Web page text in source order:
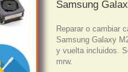
Samsung
Reparar o cambiar
Samsung Galaxy
y vuelta incluidos.
mrw.